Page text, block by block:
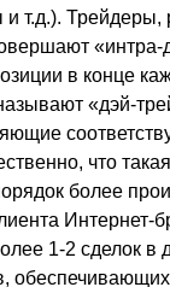
т.д.). Трейдеры,
«интра-
в конце
«дэй-
что
более
Интернет-
1-2 сделок в